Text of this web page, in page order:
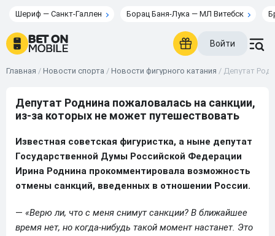
Шериф — Санкт-Галлен Борац Баня-Лука — МЛ Витебск
Войти
Главная / Новости спорта / Новости фигурного катания / Депутат
Депутат Роднина пожаловалась на санкции,
из-за которых не может путешествовать
Известная советская фигуристка, а ныне депутат
Государственной Думы Российской Федерации
Ирина Роднина прокомментировала возможность
отмены санкций, введенных в отношении России.
— «Верю ли, что с меня снимут санкции? В ближайшее
время нет, но когда-нибудь такой момент настанет. Это